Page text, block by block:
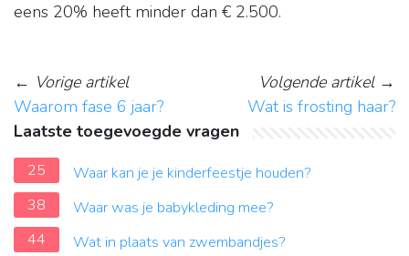
eens 20% heeft minder dan € 2.500.
← Vorige artikel
Waarom fase 6 jaar?
Volgende artikel→
Wat is frosting haar?
Laatste toegevoegde vragen
25
Waar kan je je kinderfeestje houden?
38
Waar was je babykleding mee?
44
Wat in plaats van zwembandjes?